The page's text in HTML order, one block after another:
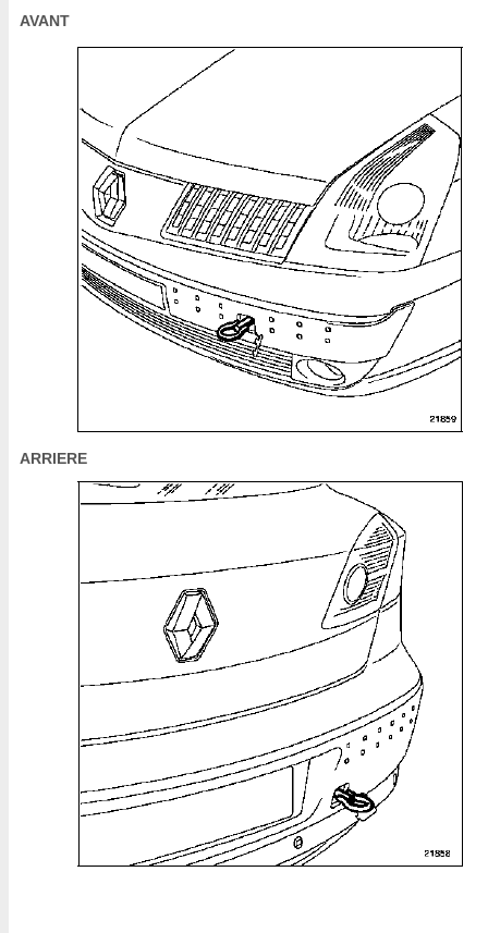
AVANT
ARRIERE